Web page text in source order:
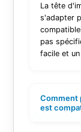
La tête
s'adapter
pas
facile et
Comment
est